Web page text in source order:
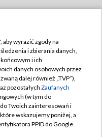
TVP
wyrazić zgody na
i zbierania danych,
i ich
danych osobowych przez
dalej również „TVP”),
pozostałych Zaufanych
(w tym do
Twoich zainteresowań i
wskazujemy poniżej, a
PPID do Google.